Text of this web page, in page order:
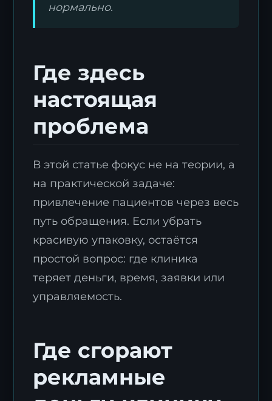
нормально.
Где здесь
настоящая
проблема
В этой статье фокус не на теории, а
на практической задаче:
привлечение пациентов через весь
путь обращения. Если убрать
красивую упаковку, остаётся
простой вопрос: где клиника
теряет деньги, время, заявки или
управляемость.
Где сгорают
рекламные